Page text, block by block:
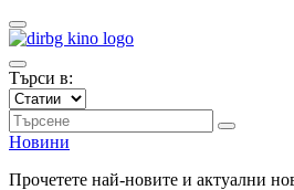
Търси в:
Новини
Прочетете най-новите и актуални